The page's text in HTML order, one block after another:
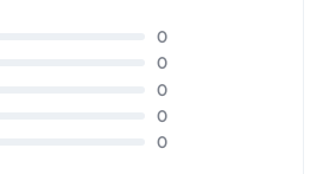
0
0
0
0
0